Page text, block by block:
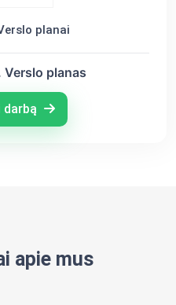
planai
planas
darbą
apie mus